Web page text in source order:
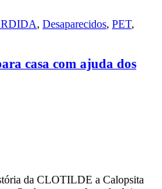
, Desaparecidos, PET,
casa com ajuda dos
da CLOTILDE a Calopsita